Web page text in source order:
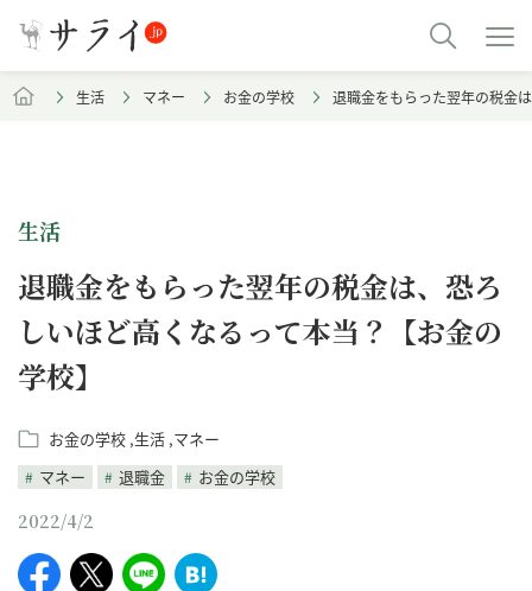
生活 マネー お金の学校 退職金をもらった翌年の税金
生活
退職金をもらった翌年の税金は、恐ろ
しいほど高くなるって本当？【お金の
学校】
お金の学校 生活 マネー
マネー
退職金 お金の学校
2022/4/2